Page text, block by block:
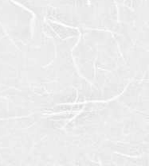
JR山手線
『五反田駅』徒歩